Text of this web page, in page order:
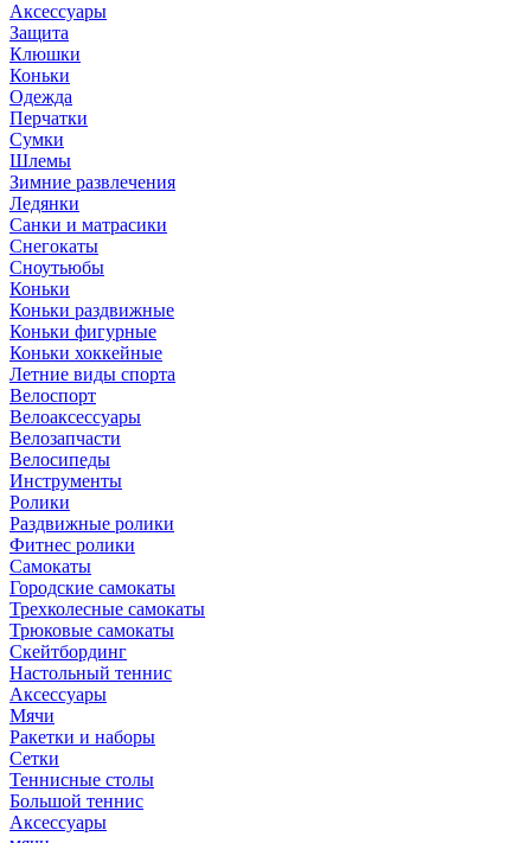
Аксессуары
Защита
Клюшки
Коньки
Одежда
Перчатки
Сумки
Шлемы
Зимние развлечения
Ледянки
Санки и матрасики
Снегокаты
Сноутьюбы
Коньки
Коньки раздвижные
Коньки фигурные
Коньки хоккейные
Летние виды спорта
Велоспорт
Велоаксессуары
Велозапчасти
Велосипеды
Инструменты
Ролики
Раздвижные ролики
Фитнес ролики
Самокаты
Городские самокаты
Трехколесные самокаты
Трюковые самокаты
Скейтбординг
Настольный теннис
Аксессуары
Мячи
Ракетки и наборы
Сетки
Теннисные столы
Большой теннис
Аксессуары